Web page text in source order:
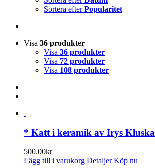
Sortera efterPopularitet
Visa 36 produkter
Visa 36 produkter
Visa 72 produkter
Visa 108 produkter
* Katt i keramik av Irys Kluska
500.00kr
Lägg till i varukorg Detaljer Köp nu